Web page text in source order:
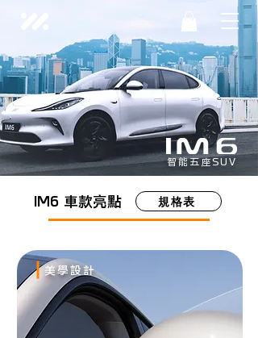
智能五座SUV
IM6 車款亮點 規格表
​美學設計